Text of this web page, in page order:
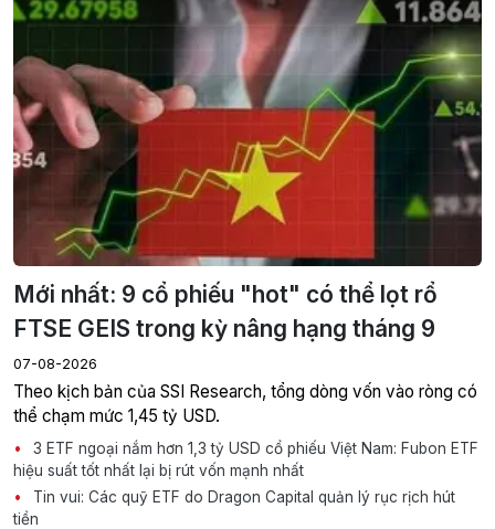
Mới nhất: 9 cổ phiếu "hot" có thể lọt rổ
FTSE GEIS trong kỳ nâng hạng tháng 9
07-08-2026
Theo kịch bản của SSI Research, tổng dòng vốn vào ròng có
thể chạm mức 1,45 tỷ USD.
3 ETF ngoại nắm hơn 1,3 tỷ USD cổ phiếu Việt Nam: Fubon ETF
hiệu suất tốt nhất lại bị rút vốn mạnh nhất
Tin vui: Các quỹ ETF do Dragon Capital quản lý rục rịch hút
tiền